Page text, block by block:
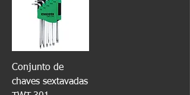
Conjunto de
chaves sextavadas